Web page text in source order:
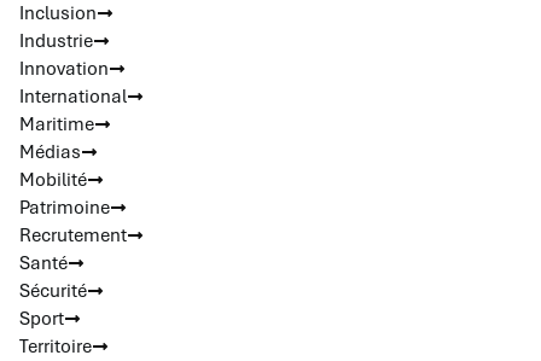
Inclusion
Industrie
Innovation
International
Maritime
Médias
Mobilité
Patrimoine
Recrutement
Santé
Sécurité
Sport
Territoire